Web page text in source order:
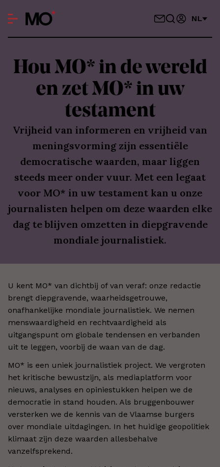
NL
Hou MO* in de wereld
en zet MO* in uw
testament
Vrijheid van informeren en vrijheid van
meningsvorming zijn essentiële
democratische waarden, maar liggen
steeds meer onder vuur. Met een legaat
voor MO* in uw testament kan u onze
journalisten helpen om deze waarden elke
dag te blijven omzetten in diepgravende
mondiale journalistiek.
U kent MO* van dichtbij of van veraf: onze redactie
brengt diepgravende, waarheidsgetrouwe,
onafhankelijke mondiale journalistiek. We nemen
menswaardigheid en rechtvaardigheid als
uitgangspunt om globale tendensen en verbanden
uit te leggen, voorbij de waan van de dag.
MO* is een uniek journalistiek project. We vergroten
het kritische bewustzijn, als mediaplatform voor
nieuws, analyses en opiniestukken helpen we de
democratie in stand houden. Als bruggenbouwer
versterken we de kennis van de Vlaamse burgers
over mondiale uitdagingen. In het huidige geopolitiek
klimaat zijn deze waarden allesbehalve
vanzelfsprekend.